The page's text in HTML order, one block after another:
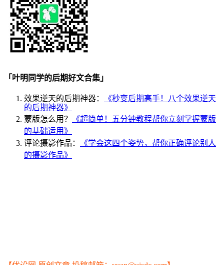
「叶明同学的后期好文合集」
效果逆天的后期神器：
《秒变后期高手！八个效果逆天
的后期神器》
蒙版怎么用？
《超简单！五分钟教程帮你立刻掌握蒙版
的基础运用》
评论摄影作品：
《学会这四个姿势，帮你正确评论别人
的摄影作品》